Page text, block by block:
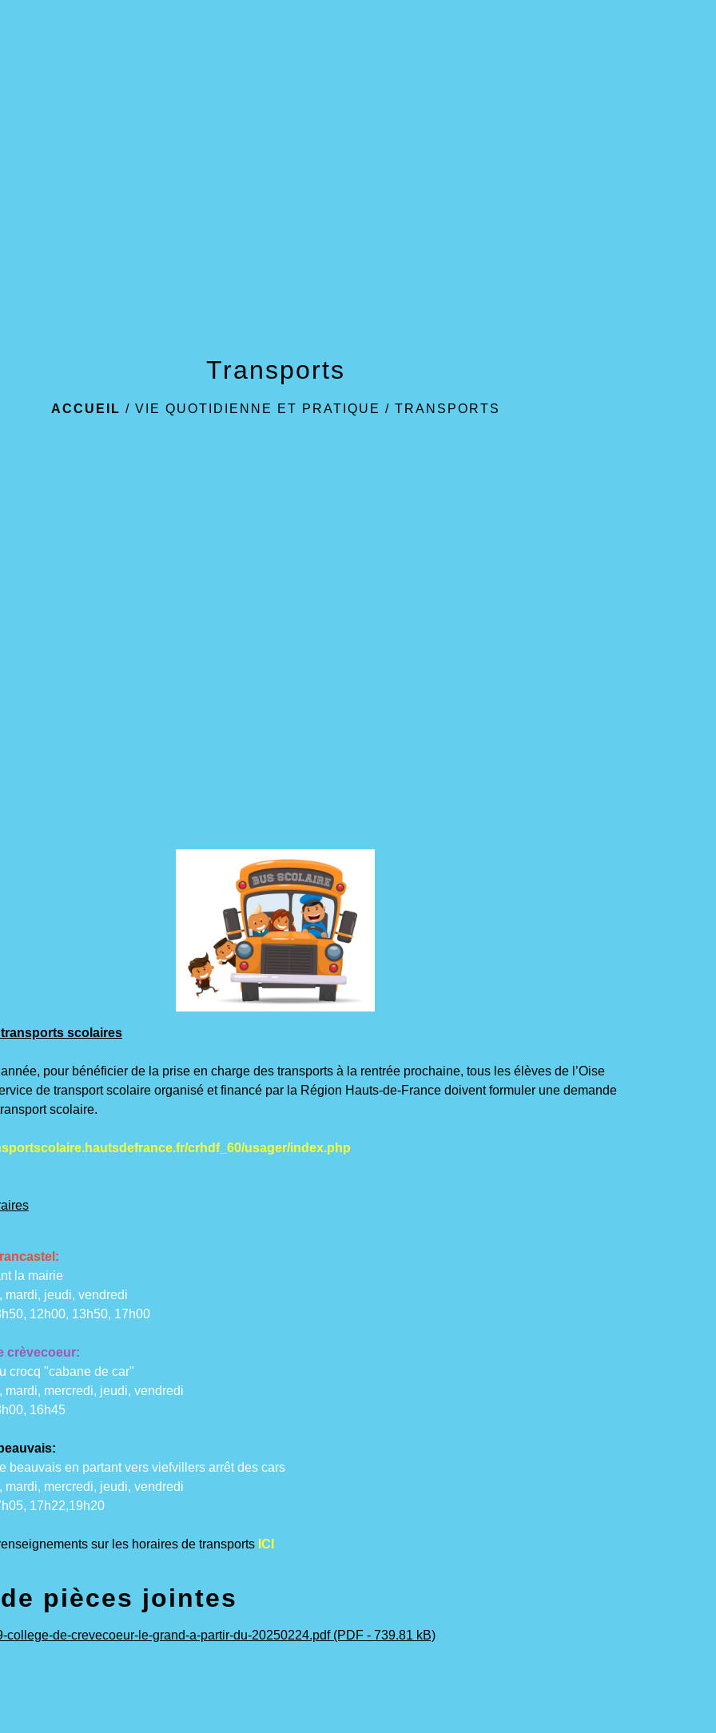
Transports
ACCUEIL / VIE QUOTIDIENNE ET PRATIQUE / TRANSPORTS
scolaires
pour bénéficier de la prise en charge des transports à la rentrée prochaine, tous les élèves de l’Oise
de transport scolaire organisé et financé par la Région Hauts-de-France doivent formuler une demande
scolaire.
crhdf_60/usager/index.php
la mairie
mardi, jeudi, vendredi
12h00, 13h50, 17h00
crèvecoeur:
crocq "cabane de car"
mardi, mercredi, jeudi, vendredi
16h45
beauvais en partant vers viefvillers arrêt des cars
mardi, mercredi, jeudi, vendredi
17h22,19h20
sur les horaires de transports ICI
pièces jointes
college-de-crevecoeur-le-grand-a-partir-du-20250224.pdf (PDF - 739.81 kB)